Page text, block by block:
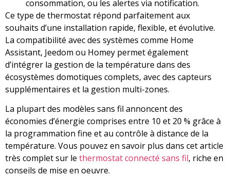
consommation, ou les alertes via notification.
Ce type de thermostat répond parfaitement aux
souhaits d’une installation rapide, flexible, et évolutive.
La compatibilité avec des systèmes comme Home
Assistant, Jeedom ou Homey permet également
d’intégrer la gestion de la température dans des
écosystèmes domotiques complets, avec des capteurs
supplémentaires et la gestion multi-zones.
La plupart des modèles sans fil annoncent des
économies d’énergie comprises entre 10 et 20 % grâce à
la programmation fine et au contrôle à distance de la
température. Vous pouvez en savoir plus dans cet article
très complet sur le thermostat connecté sans fil, riche en
conseils de mise en oeuvre.